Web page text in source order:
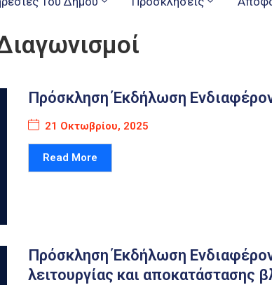
Πρόσκληση Έκδήλωση
21 Οκτωβρίου, 2025
Read More
Πρόσκληση Έκδήλωση
λειτουργίας και